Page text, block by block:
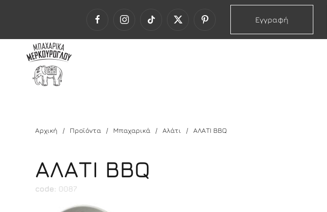
Εγγραφή
Αρχική Προϊόντα Μπαχαρικά Αλάτι ΑΛΑΤΙ ΒΒQ
ΑΛΑΤΙ ΒΒQ
code: 0087